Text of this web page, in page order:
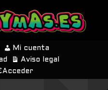
Mi cuenta
Aviso legal
Acceder